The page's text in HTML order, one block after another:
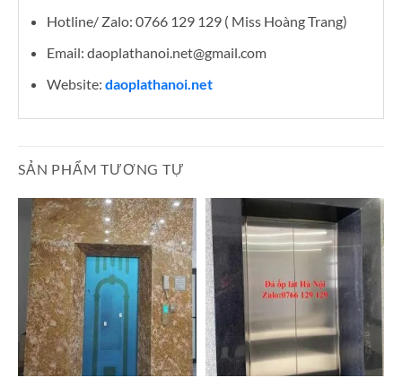
Hotline/ Zalo: 0766 129 129 ( Miss Hoàng Trang)
Email: daoplathanoi.net@gmail.com
Website: daoplathanoi.net
SẢN PHẨM TƯƠNG TỰ